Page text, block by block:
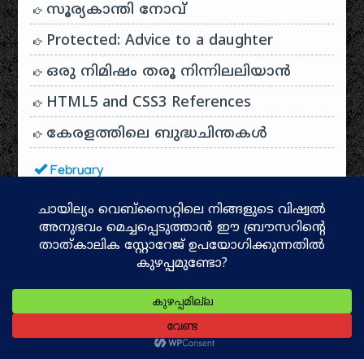
സൂര്യകാന്തി നോവ്‌
Protected: Advice to a daughter
ഒരു നിമിഷം തരൂ നിന്നിലലിയാന്‍
HTML5 and CSS3 References
കേരളത്തിലെ ബുദ്ധചിന്തകൾ
February
കടാങ്കോട്ട് മാക്കവും മക്കളും
ബപ്പിരിയൻ തെയ്യം
കാഞ്ഞങ്ങാട് ബാംഗ്ലൂർ ബസ്സ്
മുത്തപ്പൻ മടപ്പുര
പ്രശ്‌നോത്തരി – ഭാഷാ, വ്യാകരണം,